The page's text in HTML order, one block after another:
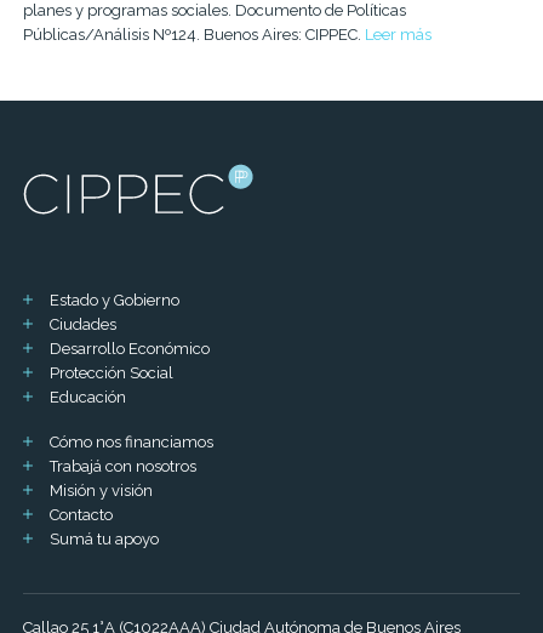
planes y programas sociales. Documento de Políticas
Públicas/Análisis Nº124. Buenos Aires: CIPPEC. Leer más
Estado y Gobierno
Ciudades
Desarrollo Económico
Protección Social
Educación
Cómo nos financiamos
Trabajá con nosotros
Misión y visión
Contacto
Sumá tu apoyo
Callao 25 1°A (C1022AAA) Ciudad Autónoma de Buenos Aires